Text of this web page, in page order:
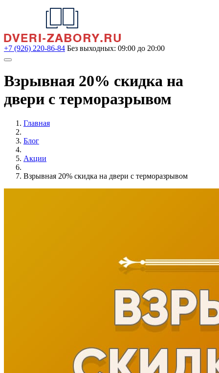
+7 (926) 220-86-84 Без выходных: 09:00 до 20:00
Взрывная 20% скидка на
двери с терморазрывом
Главная
Блог
Акции
Взрывная 20% скидка на двери с терморазрывом